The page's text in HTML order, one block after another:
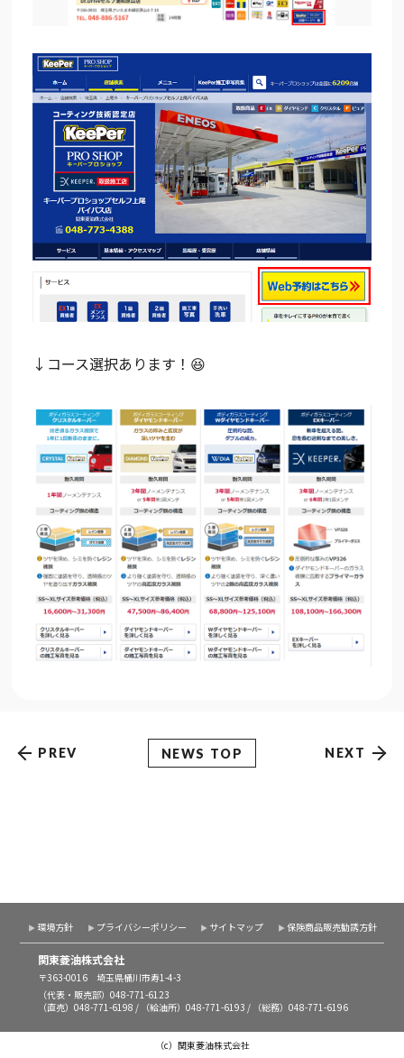
↓コース選択あります！😆
PREV NEWS TOP NEXT
環境方針 プライバシーポリシー サイトマップ 保険商品販売勧誘方針
関東菱油株式会社
〒363-0016 埼玉県桶川市寿1-4-3
（代表・販売部）048-771-6123
（直売）048-771-6198 / （給油所）048-771-6193 / （総務）048-771-6196
（c）関東菱油株式会社